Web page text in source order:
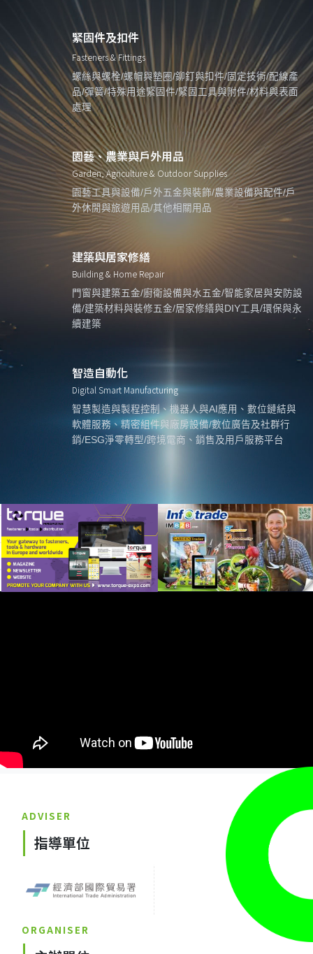
緊固件及扣件
Fasteners & Fittings
螺絲與螺栓/螺帽與墊圈/鉚釘與扣件/固定技術/配線產
品/彈簧/特殊用途緊固件/緊固工具與附件/材料與表面
處理
園藝、農業與戶外用品
Garden, Agriculture & Outdoor Supplies
園藝工具與設備/戶外五金與裝飾/農業設備與配件/戶
外休閒與旅遊用品/其他相關用品
建築與居家修繕
Building & Home Repair
門窗與建築五金/廚衛設備與水五金/智能家居與安防設
備/建築材料與裝修五金/居家修繕與DIY工具/環保與永
續建築
智造自動化
Digital Smart Manufacturing
智慧製造與製程控制、機器人與AI應用、數位鏈結與
軟體服務、精密組件與廠房設備/數位廣告及社群行
銷/ESG淨零轉型/跨境電商、銷售及用戶服務平台
ADVISER
指導單位
ORGANISER